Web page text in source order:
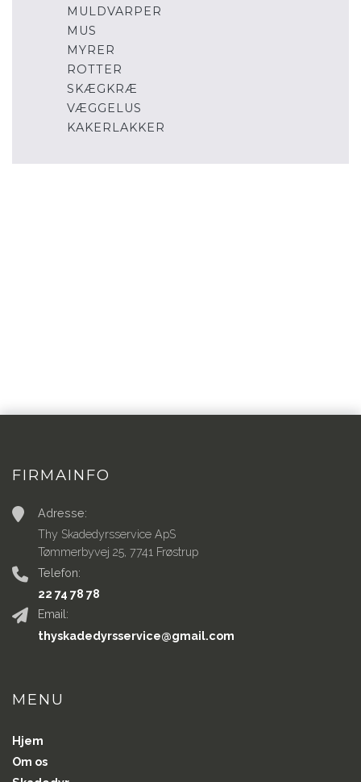
MULDVARPER
MUS
MYRER
ROTTER
SKÆGKRÆ
VÆGGELUS
KAKERLAKKER
FIRMAINFO
Adresse:
Thy Skadedyrsservice ApS
Tømmerbyvej 25, 7741 Frøstrup
Telefon:
22 74 78 78
Email:
thyskadedyrsservice@gmail.com
MENU
Hjem
Om os